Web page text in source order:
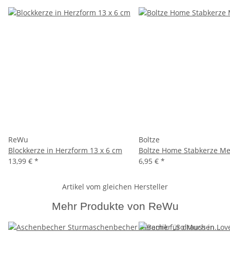
ReWu
Blockkerze in Herzform 13 x 6 cm
13,99 € *
Boltze
Boltze Home Stabkerze
6,95 € *
Artikel vom gleichen Hersteller
Mehr Produkte von ReWu